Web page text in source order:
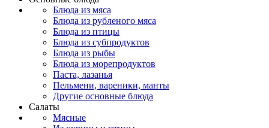
Блюда из мяса
Блюда из рубленого мяса
Блюда из птицы
Блюда из субпродуктов
Блюда из рыбы
Блюда из морепродуктов
Паста, лазанья
Пельмени, вареники, манты
Другие основные блюда
Салаты
Мясные